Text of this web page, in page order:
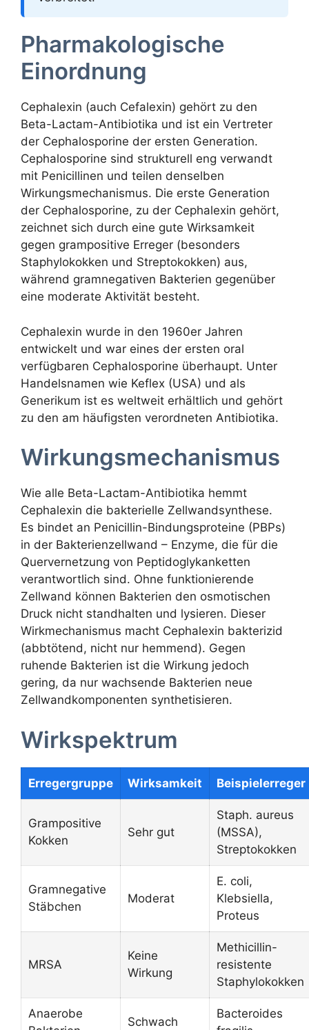
Pharmakologische
Einordnung
Cephalexin (auch Cefalexin) gehört zu den
Beta-Lactam-Antibiotika und ist ein Vertreter
der Cephalosporine der ersten Generation.
Cephalosporine sind strukturell eng verwandt
mit Penicillinen und teilen denselben
Wirkungsmechanismus. Die erste Generation
der Cephalosporine, zu der Cephalexin gehört,
zeichnet sich durch eine gute Wirksamkeit
gegen grampositive Erreger (besonders
Staphylokokken und Streptokokken) aus,
während gramnegativen Bakterien gegenüber
eine moderate Aktivität besteht.
Cephalexin wurde in den 1960er Jahren
entwickelt und war eines der ersten oral
verfügbaren Cephalosporine überhaupt. Unter
Handelsnamen wie Keflex (USA) und als
Generikum ist es weltweit erhältlich und gehört
zu den am häufigsten verordneten Antibiotika.
Wirkungsmechanismus
Wie alle Beta-Lactam-Antibiotika hemmt
Cephalexin die bakterielle Zellwandsynthese.
Es bindet an Penicillin-Bindungsproteine (PBPs)
in der Bakterienzellwand – Enzyme, die für die
Quervernetzung von Peptidoglykanketten
verantwortlich sind. Ohne funktionierende
Zellwand können Bakterien den osmotischen
Druck nicht standhalten und lysieren. Dieser
Wirkmechanismus macht Cephalexin bakterizid
(abbtötend, nicht nur hemmend). Gegen
ruhende Bakterien ist die Wirkung jedoch
gering, da nur wachsende Bakterien neue
Zellwandkomponenten synthetisieren.
Wirkspektrum
Erregergruppe Wirksamkeit Beispielerreger
Grampositive
Kokken
Sehr gut
Staph. aureus
(MSSA),
Streptokokken
Gramnegative
Stäbchen
Moderat
E. coli,
Klebsiella,
Proteus
MRSA
Keine
Wirkung
Methicillin-
resistente
Staphylokokken
Anaerobe
Schwach
Bacteroides